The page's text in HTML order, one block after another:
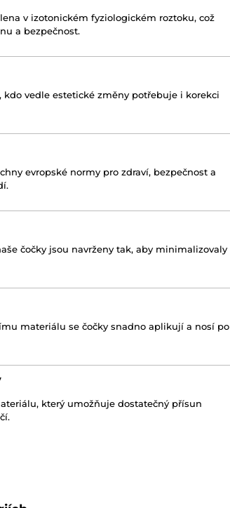
v izotonickém fyziologickém roztoku, což
a bezpečnost.
kdo vedle estetické změny potřebuje i korekci
evropské normy pro zdraví, bezpečnost a
čočky jsou navrženy tak, aby minimalizovaly
materiálu se čočky snadno aplikují a nosí po
který umožňuje dostatečný přísun